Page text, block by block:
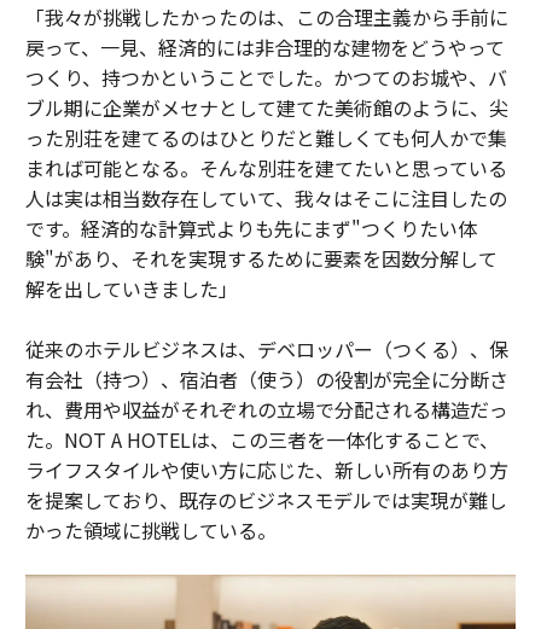
「我々が挑戦したかったのは、この合理主義から手前に
戻って、一見、経済的には非合理的な建物をどうやって
つくり、持つかということでした。かつてのお城や、バ
ブル期に企業がメセナとして建てた美術館のように、尖
った別荘を建てるのはひとりだと難しくても何人かで集
まれば可能となる。そんな別荘を建てたいと思っている
人は実は相当数存在していて、我々はそこに注目したの
です。経済的な計算式よりも先にまず"つくりたい体
験"があり、それを実現するために要素を因数分解して
解を出していきました」
従来のホテルビジネスは、デベロッパー（つくる）、保
有会社（持つ）、宿泊者（使う）の役割が完全に分断さ
れ、費用や収益がそれぞれの立場で分配される構造だっ
た。NOT A HOTELは、この三者を一体化することで、
ライフスタイルや使い方に応じた、新しい所有のあり方
を提案しており、既存のビジネスモデルでは実現が難し
かった領域に挑戦している。